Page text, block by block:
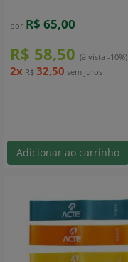
por R$ 65,00
R$ 58,50 (à vista -10%)
2x R$ 32,50 sem juros
Adicionar ao carrinho